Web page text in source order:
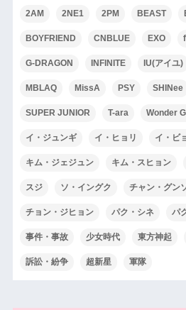
2AM 2NE1 2PM BEAST
BOYFRIEND CNBLUE EXO
G-DRAGON INFINITE IU(アイユ)
MBLAQ MissA PSY SHINee
SUPER JUNIOR T-ara Wonder
イ・ジュンギ イ・ヒョリ イ・ビ
キム・ジェジュン キム・スヒョン
スジ ソ・イングク チャン・グン
チョン・ジヒョン パク・シネ パ
事件・事故 少女時代 東方神起
訴訟・紛争 超新星 軍隊